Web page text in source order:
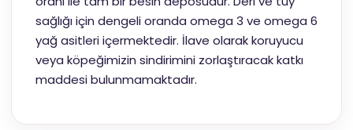
sağlığı için dengeli oranda omega 3 ve omega 6
yağ asitleri içermektedir. İlave olarak koruyucu
veya köpeğimizin sindirimini zorlaştıracak katkı
maddesi bulunmamaktadır.